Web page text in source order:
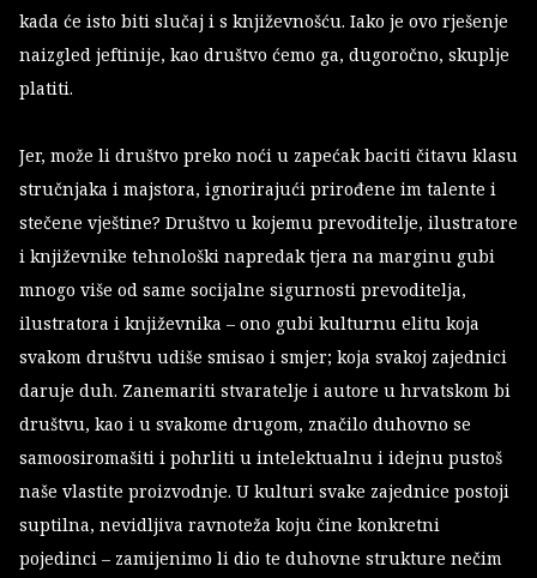
kada će isto biti slučaj i s književnošću. Iako je ovo rješenje
naizgled jeftinije, kao društvo ćemo ga, dugoročno, skuplje
platiti.
Jer, može li društvo preko noći u zapećak baciti čitavu klasu
stručnjaka i majstora, ignorirajući prirođene im talente i
stečene vještine? Društvo u kojemu prevoditelje, ilustratore
i književnike tehnološki napredak tjera na marginu gubi
mnogo više od same socijalne sigurnosti prevoditelja,
ilustratora i književnika – ono gubi kulturnu elitu koja
svakom društvu udiše smisao i smjer; koja svakoj zajednici
daruje duh. Zanemariti stvaratelje i autore u hrvatskom bi
društvu, kao i u svakome drugom, značilo duhovno se
samoosiromašiti i pohrliti u intelektualnu i idejnu pustoš
naše vlastite proizvodnje. U kulturi svake zajednice postoji
suptilna, nevidljiva ravnoteža koju čine konkretni
pojedinci – zamijenimo li dio te duhovne strukture nečim